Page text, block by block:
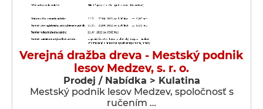
Verejná dražba dreva - Mestský podnik
lesov Medzev, s. r. o.
Prodej / Nabídka > Kulatina
Mestský podnik lesov Medzev, spoločnosť s
ručením …